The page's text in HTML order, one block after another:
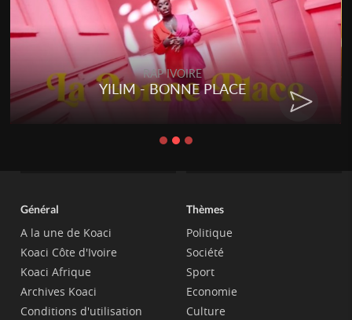
RAP IVOIRE
YILIM - BONNE PLACE
Général
A la une de Koaci
Koaci Côte d'Ivoire
Koaci Afrique
Archives Koaci
Conditions d'utilisation
Thèmes
Politique
Société
Sport
Economie
Culture